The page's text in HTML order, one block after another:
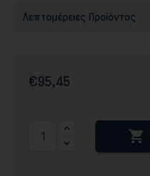
Λεπτομέρειες Προϊόντος
€95,45
